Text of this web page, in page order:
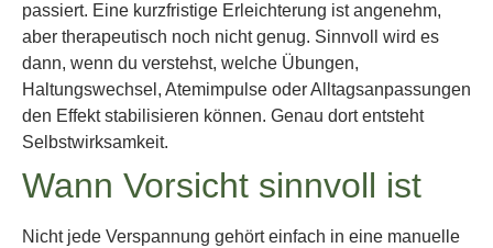
passiert. Eine kurzfristige Erleichterung ist angenehm,
aber therapeutisch noch nicht genug. Sinnvoll wird es
dann, wenn du verstehst, welche Übungen,
Haltungswechsel, Atemimpulse oder Alltagsanpassungen
den Effekt stabilisieren können. Genau dort entsteht
Selbstwirksamkeit.
Wann Vorsicht sinnvoll ist
Nicht jede Verspannung gehört einfach in eine manuelle